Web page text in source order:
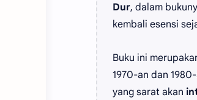
Dur, dalam
kembali esensi
Buku ini
1970-an dan
yang sarat akan